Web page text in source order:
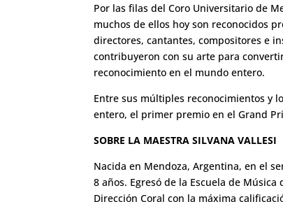
Por las filas del Coro Universitario de
muchos de ellos hoy son reconocidos
directores, cantantes, compositores e
contribuyeron con su arte para
reconocimiento en el mundo entero.
Entre sus múltiples reconocimientos y
entero, el primer premio en el Grand
SOBRE LA MAESTRA SILVANA VALLESI
Nacida en Mendoza, Argentina, en el
8 años. Egresó de la Escuela de
Dirección Coral con la máxima